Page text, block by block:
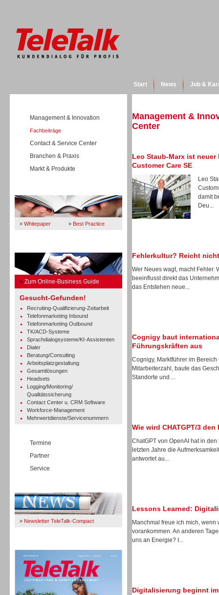
Start News Job &
Management & Innovation
Fachbeiträge
Contact & Service Center
Branchen & Praxis
Markt & Produkte
» Whitepaper » Best Practice
» Zum Online-Business Guide
Gesucht-Gefunden!
Recruiting-Qualifizierung-Zeitarbeit
Telefonmarketing Inbound
Telefonmarketing Outbound
TK/ACD-Systeme
Sprachdialogsysteme/KI-Assistenten
Dialer
Beratung/Consulting
Arbeitsplatzgestaltung
Gesamtlösungen
Headsets
Logging/Monitoring/
Qualitätssicherung
Contact Center u. CRM Software
Workforce-Management
Mehrwertdienste/Servicenummern
Termine
Partner
Service
» Newsletter TeleTalk-Compact
Management &
Center
Leo Staub-Marx ist
Customer Care SE
Leo
damit
Deu...
Fehlerkultur? Reicht
Wer Neues wagt, macht Fehler.
beeinflusst direkt das
das Entstehen neue...
Cognigy baut
Führungskräften aus
Cognigy, Marktführer im
Mitarbeiterzahl, baute das
Standorte und ...
Wie wird CHATGPT/3
ChatGPT von OpenAI hat in
letzten Jahre die
antwortet au...
Lessons Learned:
Manchmal freue ich mich,
vorankommen. An anderen
uns an Energie? I...
Digitalisierung beginnt